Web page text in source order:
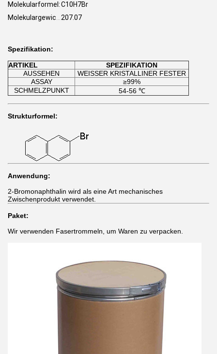
Molekularformel:C10H7Br
Molekulargewicht: 207.07
Spezifikation:
ARTIKEL
SPEZIFIKATION
AUSSEHEN
WEISSER KRISTALLINER FESTER
ASSAY
≥99%
SCHMELZPUNKT
54-56 ℃
Strukturformel:
Anwendung:
2-Bromonaphthalin wird als eine Art mechanisches
Zwischenprodukt verwendet.
Paket:
Wir verwenden Fasertrommeln, um Waren zu verpacken.